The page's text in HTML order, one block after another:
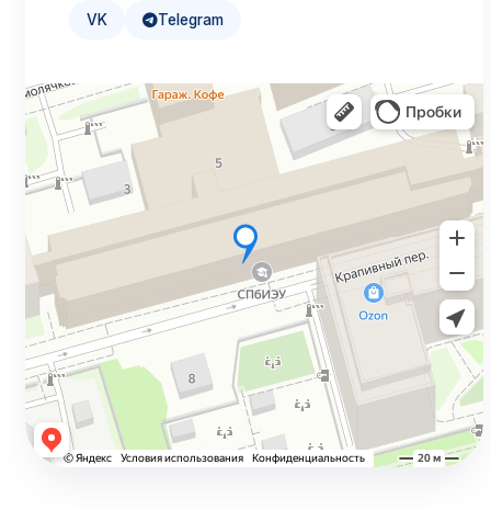
Верните до 13%
Подробнее →
Дистанционное обучение
VK Telegram